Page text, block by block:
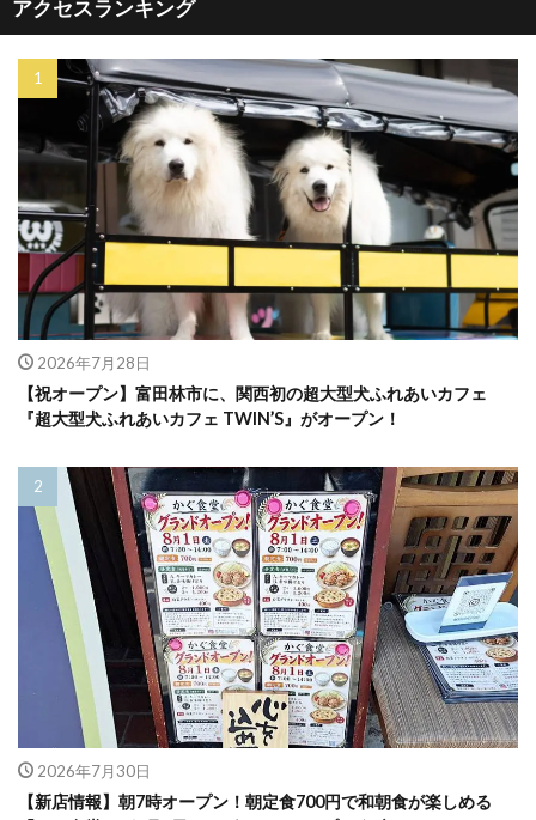
アクセスランキング
2026年7月28日
【祝オープン】富田林市に、関西初の超大型犬ふれあいカフェ
『超大型犬ふれあいカフェ TWIN’S』がオープン！
2026年7月30日
【新店情報】朝7時オープン！朝定食700円で和朝食が楽しめる